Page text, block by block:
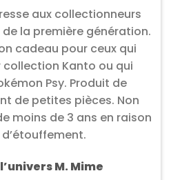
aux collectionneurs
la première génération.
cadeau pour ceux qui
Kanto ou qui
Psy. Produit de
de petites pièces. Non
moins de 3 ans en raison
M. Mime